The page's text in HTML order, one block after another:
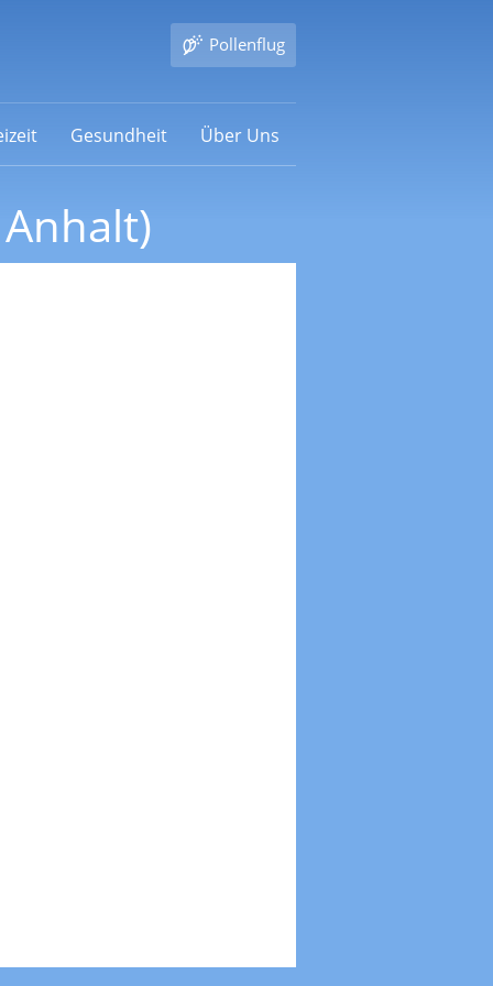
Pollenflug
Gesundheit Über Uns